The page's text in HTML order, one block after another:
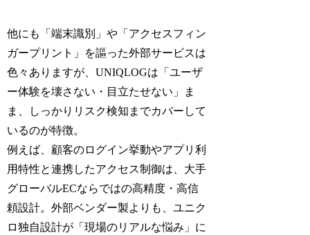
他にも「端末識別」や「アクセスフィン
ガープリント」を謳った外部サービスは
色々ありますが、UNIQLOGは「ユーザ
ー体験を壊さない・目立たせない」ま
ま、しっかりリスク検知までカバーして
いるのが特徴。
例えば、顧客のログイン挙動やアプリ利
用特性と連携したアクセス制御は、大手
グローバルECならではの高精度・高信
頼設計。外部ベンダー製よりも、ユニク
ロ独自設計が「現場のリアルな悩み」に